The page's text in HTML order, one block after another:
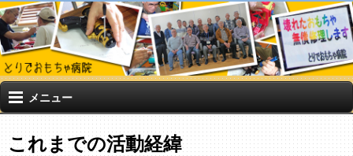
メニュー
これまでの活動経緯